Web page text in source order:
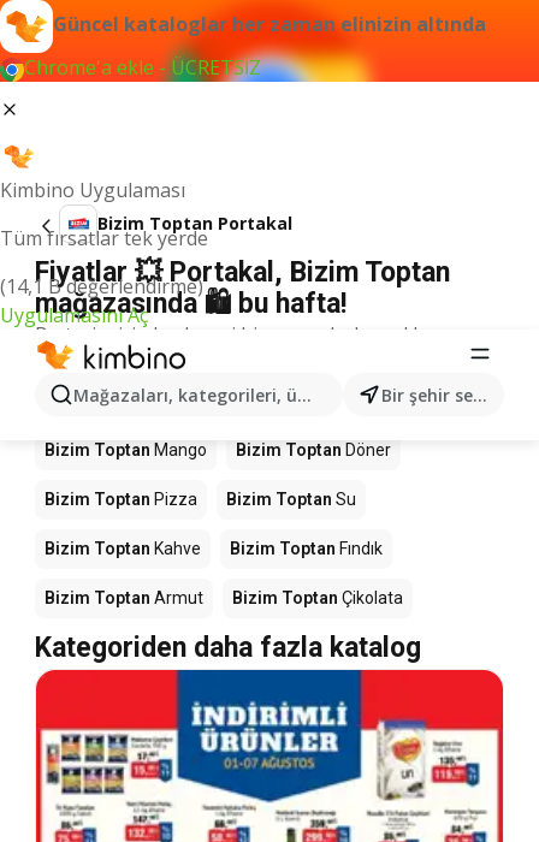
Güncel kataloglar her zaman elinizin altında
Chrome'a ekle - ÜCRETSİZ
Kimbino Uygulaması
Tüm fırsatlar tek yerde
(14,1 B değerlendirme)
Uygulamasını Aç
Mağazaları, kategorileri, ürünleri arayın... Bir şehir seçin
Bizim Toptan Portakal
Fiyatlar 💥 Portakal, Bizim Toptan
mağazasında 🛍️ bu hafta!
Bu terim için herhangi bir sonuç bulamadık.
Mağazalardaki diğer ürünler Bizim
Toptan
Bizim Toptan Mango Bizim Toptan Döner
Bizim Toptan Pizza Bizim Toptan Su
Bizim Toptan Kahve Bizim Toptan Fındık
Bizim Toptan Armut Bizim Toptan Çikolata
Kategoriden daha fazla katalog